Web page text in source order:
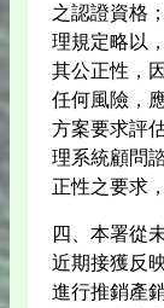
之認證資格
理規定略以
其公正性，
任何風險，
方案要求評
理系統顧問
正性之要求
四、本署從
近期接獲反
進行推銷產